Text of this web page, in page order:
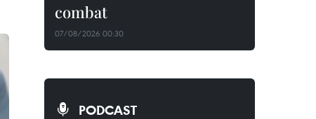
combat
07/08/2026 00:30
PODCAST